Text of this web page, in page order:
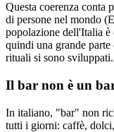
Questa coerenza conta
di persone nel mondo
popolazione dell'Italia
quindi una grande
rituali si sono sviluppati.
Il bar non è un
In italiano, "bar" non
tutti i giorni: caffè,